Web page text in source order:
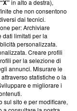
Frasca, 3 - 6900
“X”in alto a destra),
che non consentono
dai tecnici.
per: Archiviare
dati limitati per la
personalizzata.
Creare profili
per la selezione di
annunci. Misurare le
statistiche o la
e migliorare i
sul sito e per modificare,